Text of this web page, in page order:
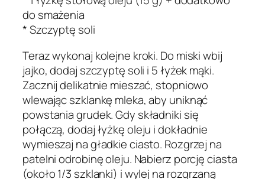
do smażenia
* Szczyptę soli
Teraz wykonaj kolejne kroki. Do miski wbij
jajko, dodaj szczyptę soli i 5 łyżek mąki.
Zacznij delikatnie mieszać, stopniowo
wlewając szklankę mleka, aby uniknąć
powstania grudek. Gdy składniki się
połączą, dodaj łyżkę oleju i dokładnie
wymieszaj na gładkie ciasto. Rozgrzej na
patelni odrobinę oleju. Nabierz porcję ciasta
(około 1/3 szklanki) i wylej na rozgrzaną